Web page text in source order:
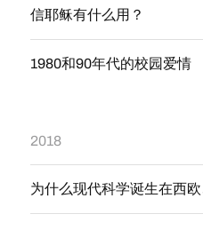
信耶稣有什么用？
1980和90年代的校园爱情
2018
为什么现代科学诞生在西